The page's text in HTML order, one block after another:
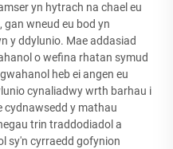
yn hytrach na chael eu
gan wneud eu bod yn
y ddylunio. Mae addasiad
o wefina rhatan symud
heb ei angen eu
cynaliadwy wrth barhau i
cydnawsedd y mathau
trin traddodiadol a
sy'n cyrraedd gofynion